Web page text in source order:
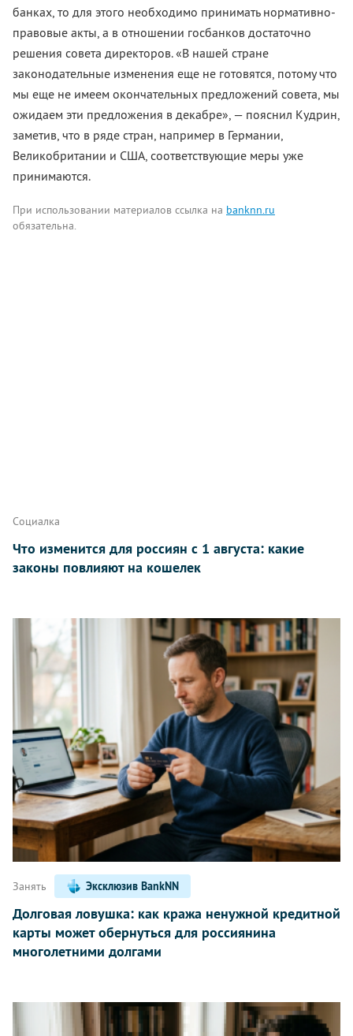
банках, то для этого необходимо принимать нормативно-
правовые акты, а в отношении госбанков достаточно
решения совета директоров. «В нашей стране
законодательные изменения еще не готовятся, потому что
мы еще не имеем окончательных предложений совета, мы
ожидаем эти предложения в декабре», — пояснил Кудрин,
заметив, что в ряде стран, например в Германии,
Великобритании и США, соответствующие меры уже
принимаются.
При использовании материалов ссылка на banknn.ru
обязательна.
Социалка
Что изменится для россиян с 1 августа: какие
законы повлияют на кошелек
Занять Эксклюзив BankNN
Долговая ловушка: как кража ненужной кредитной
карты может обернуться для россиянина
многолетними долгами